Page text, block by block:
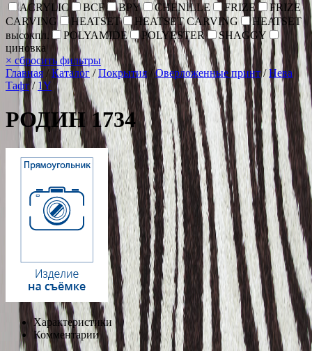
ACRYLIC
BCF BPY CHENİLLE FRIZE
FRIZE
CARVING
HEATSET HEATSET CARVING
HEATSET
высокпл.
POLYAMIDE POLYESTER
SHAGGY
циновка
× сбросить фильтры
Главная /Каталог /Покрытия/Оверложенные принт/Нева
Тафт/ 1Y
РОДИН 1734
Характеристики
Комментарии